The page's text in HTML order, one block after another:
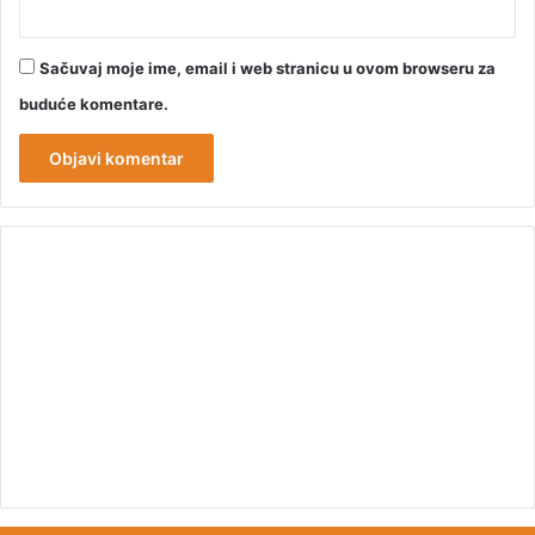
Sačuvaj moje ime, email i web stranicu u ovom browseru za
buduće komentare.